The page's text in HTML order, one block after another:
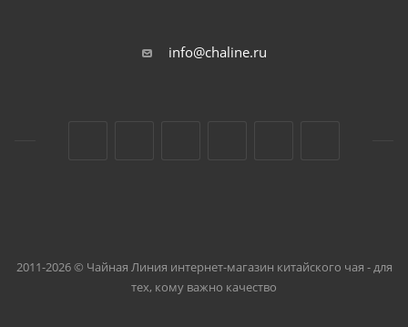
info@chaline.ru
2011-2026 © Чайная Линия интернет-магазин китайского чая - для
тех, кому важно качество